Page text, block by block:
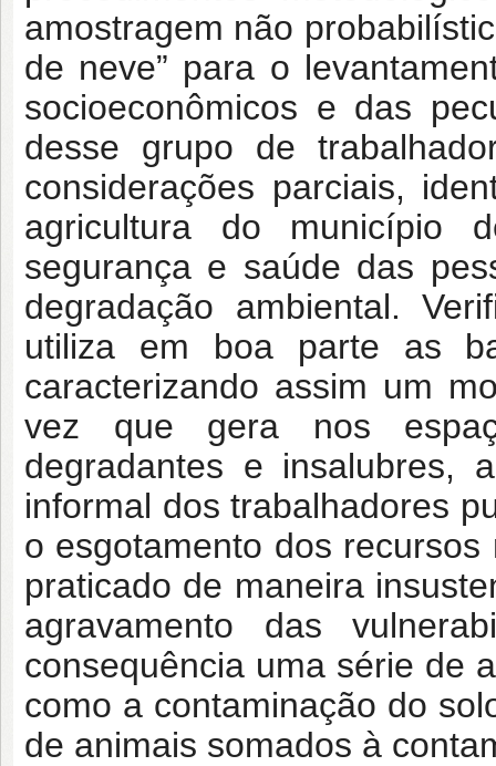
amostragem não
de neve” para o
socioeconômicos e das
desse grupo de
considerações parciais,
agricultura do município
segurança e saúde das
degradação ambiental.
utiliza em boa parte as
caracterizando assim um
vez que gera nos
degradantes e insalubres,
informal dos trabalhadores
o esgotamento dos
praticado de maneira
agravamento das
consequência uma série de
como a contaminação do
de animais somados à